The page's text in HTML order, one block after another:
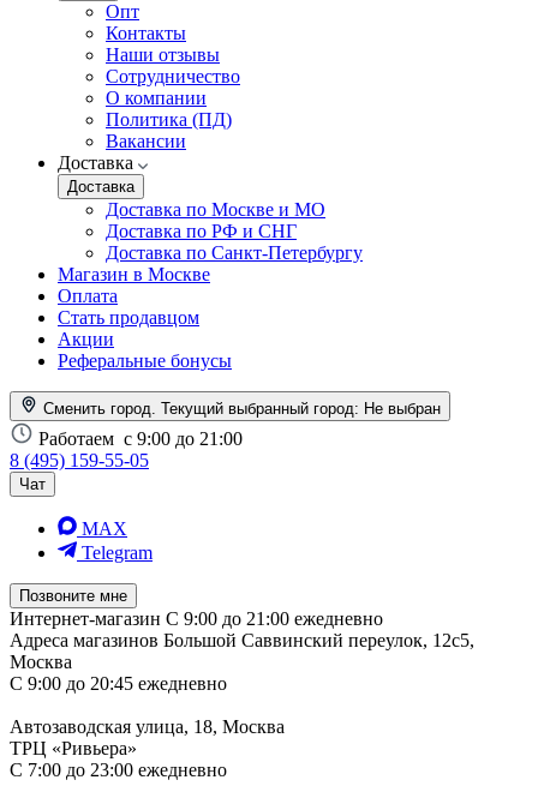
Опт
Контакты
Наши отзывы
Сотрудничество
О компании
Политика (ПД)
Вакансии
Доставка
Доставка
Доставка по Москве и МО
Доставка по РФ и СНГ
Доставка по Санкт-Петербургу
Магазин в Москве
Оплата
Стать продавцом
Акции
Реферальные бонусы
Сменить город. Текущий выбранный город: Не выбран
Работаем с 9:00 до 21:00
8 (495) 159-55-05
Чат
MAX
Telegram
Позвоните мне
Интернет-магазин С 9:00 до 21:00 ежедневно
Адреса магазинов Большой Саввинский переулок, 12с5,
Москва
С 9:00 до 20:45 ежедневно
Автозаводская улица, 18, Москва
ТРЦ «Ривьера»
С 7:00 до 23:00 ежедневно